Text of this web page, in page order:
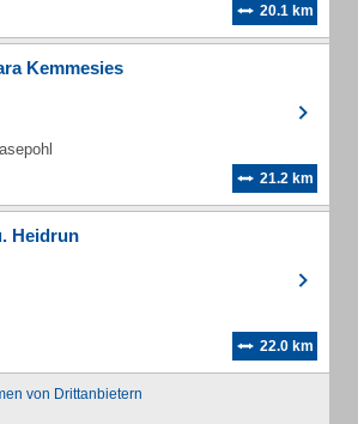
20.1 km
Kemmesies
21.2 km
Heidrun
22.0 km
von Drittanbietern